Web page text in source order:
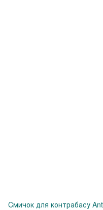
Cмичок для контрабасу